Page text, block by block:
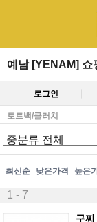
예남 [YENAM] 쇼
로그인
토트백/클러치
최신순 낮은가격 높은
1 - 7
구